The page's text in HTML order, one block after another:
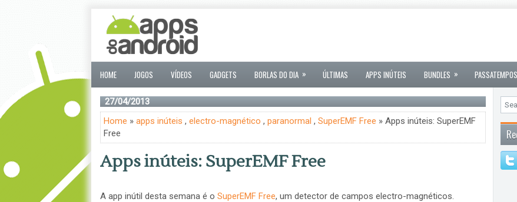
HOME JOGOS VÍDEOS GADGETS BORLAS DO DIA » ÚLTIMAS APPS INÚTEIS BUNDLES » PASSATEMPOS
27/04/2013
Home » apps inúteis , electro-magnético , paranormal , SuperEMF Free » Apps inúteis: SuperEMF
Free
Apps inúteis: SuperEMF Free
A app inútil desta semana é o SuperEMF Free, um detector de campos electro-magnéticos.